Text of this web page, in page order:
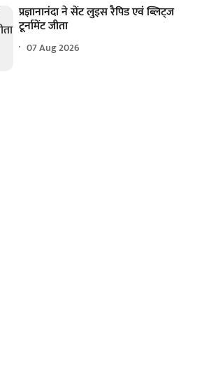
प्रज्ञानानंदा ने सेंट लुइस रैपिड एवं ब्लिट्ज
टूर्नामेंट जीता
07 Aug 2026